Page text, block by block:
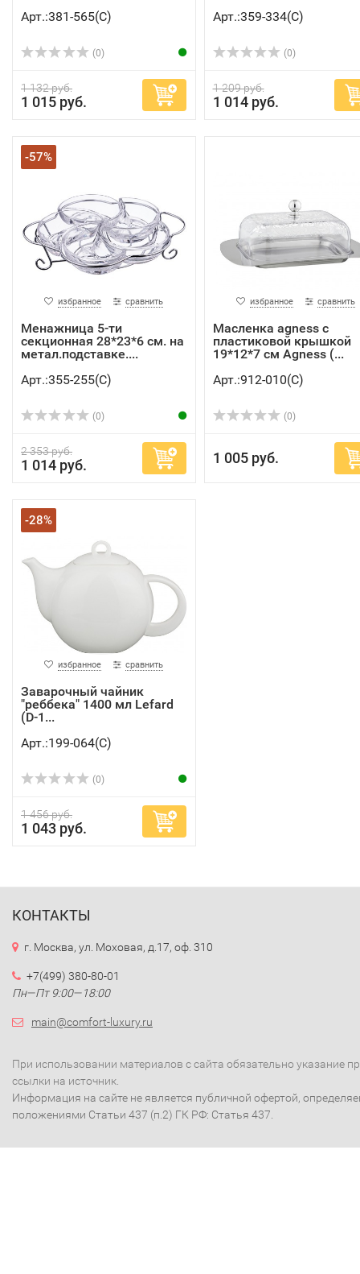
Арт.:381-565(C)
(0)
1 132 руб.
1 015 руб.
Арт.:359-334(C)
(0)
1 209 руб.
1 014 руб.
-57%
избранное сравнить
Менажница 5-ти
секционная 28*23*6 см. на
метал.подставке....
Арт.:355-255(C)
(0)
2 353 руб.
1 014 руб.
избранное сравнить
Масленка agness с
пластиковой крышкой
19*12*7 см Agness (...
Арт.:912-010(C)
(0)
1 005 руб.
-28%
избранное сравнить
Заварочный чайник
"реббека" 1400 мл Lefard
(D-1...
Арт.:199-064(C)
(0)
1 456 руб.
1 043 руб.
КОНТАКТЫ
г. Москва, ул. Моховая, д.17, оф. 310
+7(499) 380-80-01
Пн—Пт 9:00—18:00
main@comfort-luxury.ru
При использовании материалов с сайта обязательно указание
ссылки на источник.
Информация на сайте не является публичной офертой,
положениями Статьи 437 (п.2) ГК РФ: Статья 437.